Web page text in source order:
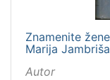
Znamenite
Marija
Autor